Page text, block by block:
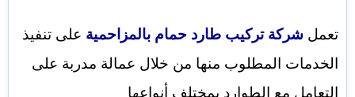
تعمل شركة تركيب طارد حمام بالمزاحمية على تنفيذ
الخدمات المطلوب منها من خلال عمالة مدربة على
التعامل مع الطوارد بمختلف أنواعها